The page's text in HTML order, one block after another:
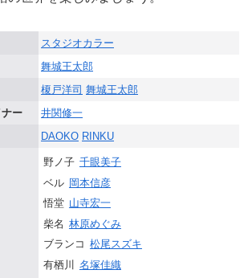
スタジオカラー
舞城王太郎
榎戸洋司 舞城王太郎
ー
井関修一
DAOKO RINKU
野ノ子 千眼美子
ベル 岡本信彦
悟堂 山寺宏一
柴名 林原めぐみ
ブランコ 松尾スズキ
有栖川 名塚佳織